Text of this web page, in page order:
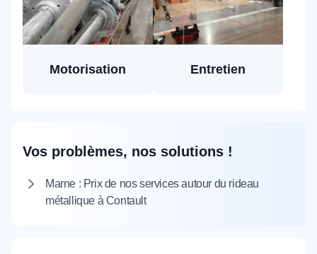
Motorisation Entretien
Vos problèmes, nos solutions !
Marne : Prix de nos services autour du rideau
métallique à Contault